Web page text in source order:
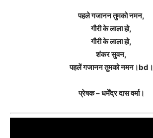
पहले गजानन तुमको नमन,
गौरी के लाला हो,
गौरी के लाला हो,
शंकर सुवन,
पहलें गजानन तुमको नमन।bd।
प्रेषक – धर्मेंद्र दास वर्मा।